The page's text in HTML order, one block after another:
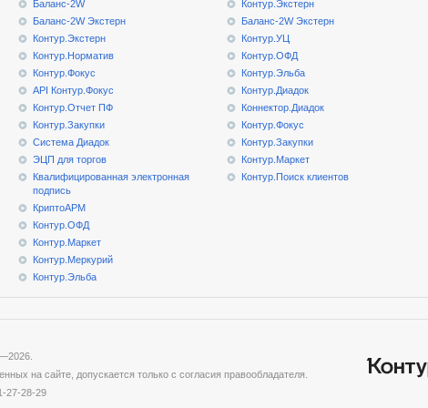
Баланс-2W
Баланс-2W Экстерн
Контур.Экстерн
Контур.Норматив
Контур.Фокус
API Контур.Фокус
Контур.Отчет ПФ
Контур.Закупки
Система Диадок
ЭЦП для торгов
Квалифицированная электронная
подпись
КриптоАРМ
Контур.ОФД
Контур.Маркет
Контур.Меркурий
Контур.Эльба
Контур.Экстерн
Баланс-2W Экстерн
Контур.УЦ
Контур.ОФД
Контур.Эльба
Контур.Диадок
Коннектор.Диадок
Контур.Фокус
Контур.Закупки
Контур.Маркет
Контур.Поиск клиентов
на сайте, допускается только с согласия правообладателя.
27-28-29